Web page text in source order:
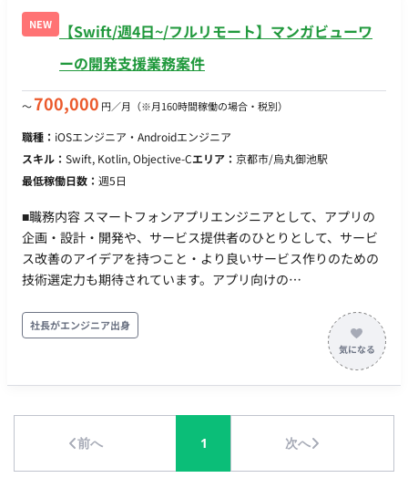
ールバックをどうするか」といった、AI特有のバックエンド課
題を解決していただきます。 デイリースタンドアップなどのミ
ーティングはチーム合同で実施しており、プロダクトやシステ
て価値提供に取り組んでいただきます。ご本人のスキルと希望
（Google Cloud / Azure）や、他メンバーのメンタリングとい
った業務に取り組むことも可能です。 【応募資格（必須）】 ・
生成AI（外部API等）を組み込んだWebアプリケーションにおけ
ーマンス最適化（非同期処理・レスポンス改善等）、および運
用・改善の一連の経験 ・生成AI、音声処理、自然言語処理領域
における各社の最新APIやマネージドサービスの情報を日常的に
収集・技術検証し、システム要件に合わせて最適な技術を選
定・バックエンドに実装することで顧客の課題解決を推進した
経験
NEW
【Swift/週4日~/フルリモート】マンガビューワ
ーの開発支援業務案件
〜700,000 円／月 （※月160時間稼働の場合・税別）
職種： iOSエンジニア・Androidエンジニア
スキル： Swift, Kotlin, Objective-Cエリア： 京都市/烏丸御池駅
最低稼働日数： 週5日
■職務内容 スマートフォンアプリエンジニアとして、アプリの
企画・設計・開発や、サービス提供者のひとりとして、サービ
ス改善のアイデアを持つこと・より良いサービス作りのための
技術選定力も期待されています。アプリ向けの
スや互換性について合意を取りながら開発を進めています。 ■
主な内容 アプリ開発全般：アプリの企画・設計・開発業務（新
規アプリおよび運営中の既存アプリなど） 技術の調査・導入：
ユーザー体験向上のためのモダン技術の調査・導入 データ分析
の環境整備とテストケースの拡充 業務効率化： 開発環境改善の
ための各種自動化 継続的改善： コード品質やアーキテクチャの
社長がエンジニア出身
前へ 1 次へ